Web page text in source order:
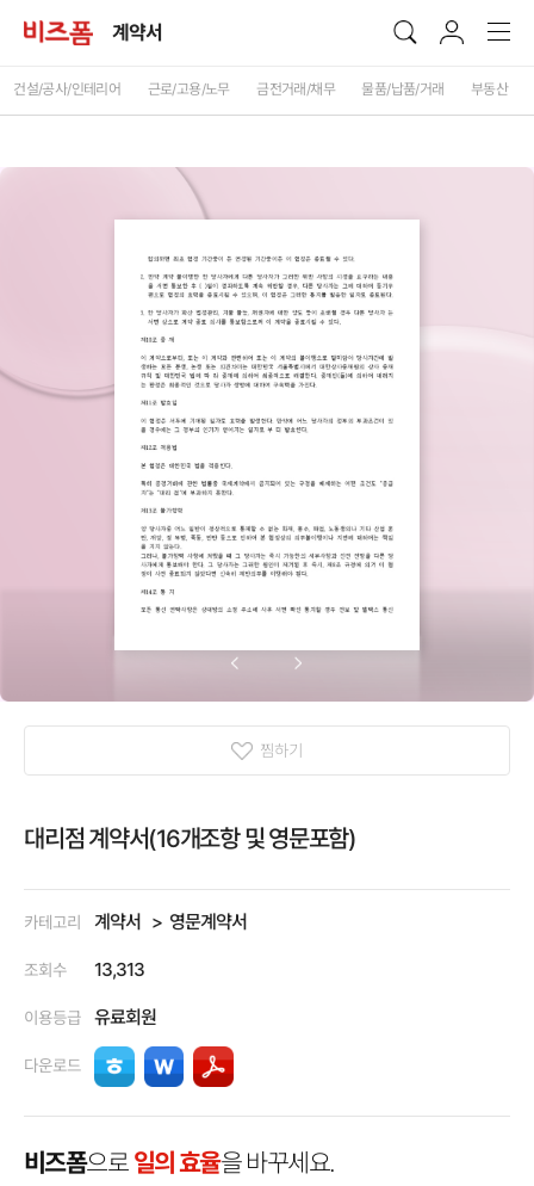
계약서
건설/공사/인테리어 근로/고용/노무 금전거래/채무 물품/납품/거래 부동산
찜하기
대리점 계약서(16개조항 및 영문포함)
카테고리 계약서 영문계약서
조회수 13,313
이용등급 유료회원
다운로드
비즈폼으로 일의 효율을 바꾸세요.